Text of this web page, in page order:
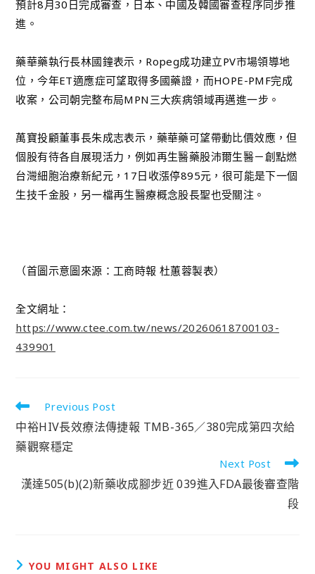
預計8月30日完成審查，日本、中國及韓國審查程序同步推
進。
藥華藥執行長林國鐘表示，Ropeg成功建立PV市場領導地
位，今年ET適應症可望取得多國藥證，而HOPE-PMF完成
收案，公司朝完整布局MPN三大疾病領域再邁進一步。
萬寶投顧董事長朱成志表示，藥華藥可望帶動比價效應，但
個股有待各自展現活力，例如再生醫藥股沛爾生醫－創點燃
台灣細胞治療新紀元，17日收漲停895元，很可能是下一個
生技千金股，另一檔再生醫療概念股長聖也受關注。
（首圖示意圖來源：工商時報 杜蕙蓉製表）
全文網址：
https://www.ctee.com.tw/news/20260618700103-
439901
Previous Post
中裕HIV長效療法傳捷報 TMB-365／380完成第四次給
藥觀察穩定
Next Post
漢達505(b)(2)新藥收成腳步近 039進入FDA最後審查階
段
YOU MIGHT ALSO LIKE